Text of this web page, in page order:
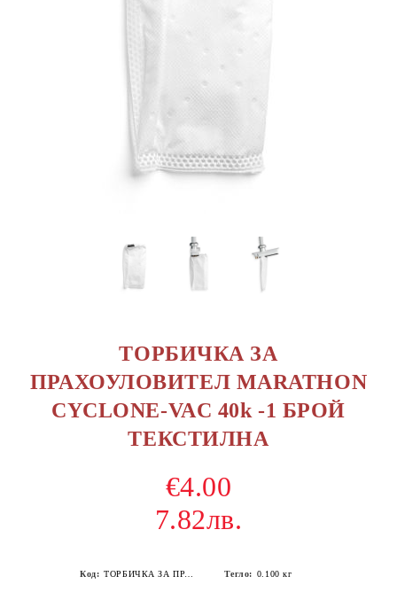
ТОРБИЧКА ЗА
ПРАХОУЛОВИТЕЛ MARATHON
CYCLONE-VAC 40k -1 БРОЙ
ТЕКСТИЛНА
€4.00
7.82лв.
Код: Тегло: 0.100 кг